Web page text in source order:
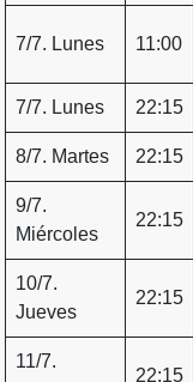
7/7. Lunes 11:00
7/7. Lunes 22:15
8/7. Martes 22:15
9/7.
Miércoles
22:15
10/7.
Jueves
22:15
11/7.
22:15